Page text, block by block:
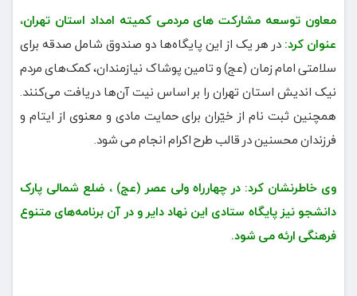
معاون توسعه مشارکت های مردمی کمیته امداد استان تهران،
عنوان کرد:در هر یک از این پایگاه‌ها دو صندوق شامل صدقه برای
سلامتی امام زمان (عج) و تامین پوشاک نیازمندان، کمک‌های مردم
نیک اندیش استان تهران را بر اساس نیت آن‌ها دریافت می‌کنند.
همچنین ثبت نام از خیّران برای حمایت مادی و معنوی از ایتام و
فرزندان محسنین در قالب طرح اکرام انجام می شود.
وی خاطرنشان کرد: در چهارراه ولی عصر (عج) ، ضلع شمالی پارک
دانشجو نیز پایگاه ستادی این نهاد دایر و در آن برنامه‌های متنوع
فرهنگی ارئه می شود.